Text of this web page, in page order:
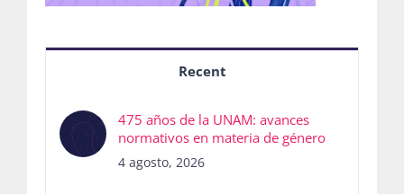
Recent
475 años de la UNAM: avances
normativos en materia de género
4 agosto, 2026